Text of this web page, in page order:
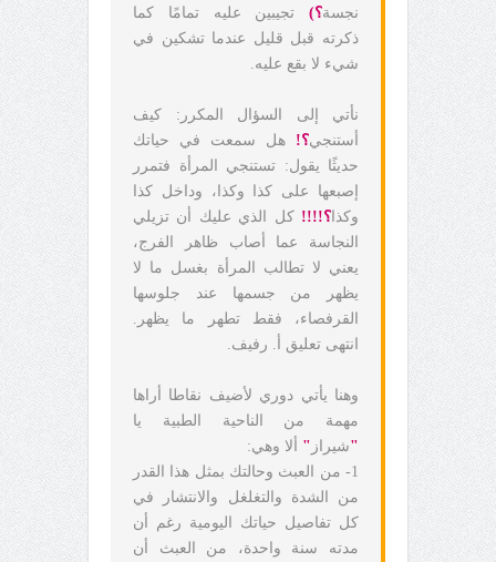
نجسة؟) تجيبين عليه تمامًا كما
ذكرته قبل قليل عندما تشكين في
شيء لا بقع عليه.
نأتي إلى السؤال المكرر: كيف
أستنجي؟! هل سمعت في حياتك
حديثًا يقول: تستنجي المرأة فتمرر
إصبعها على كذا وكذا، وداخل كذا
وكذا ؟!!!! كل الذي عليك أن تزيلي
النجاسة عما أصاب ظاهر الفرج،
يعني لا تطالب المرأة بغسل ما لا
يظهر من جسمها عند جلوسها
القرفصاء، فقط تطهر ما يظهر.
انتهى تعليق أ. رفيف.
وهنا يأتي دوري لأضيف نقاطا أراها
مهمة من الناحية الطبية يا
"شيراز " ألا وهي:
1- من العبث وحالتك بمثل هذا القدر
من الشدة والتغلغل والانتشار في
كل تفاصيل حياتك اليومية رغم أن
مدته سنة واحدة، من العبث أن